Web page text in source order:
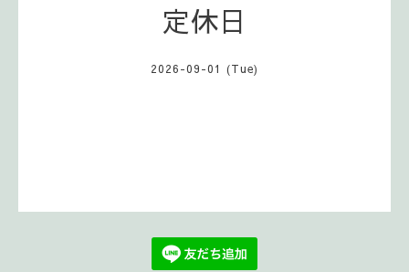
定休日
2026-09-01 (Tue)